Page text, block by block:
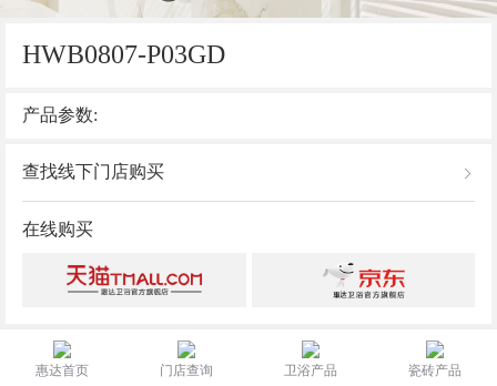
HWB0807-P03GD
产品参数:
查找线下门店购买
在线购买
惠达首页 门店查询 卫浴产品 瓷砖产品